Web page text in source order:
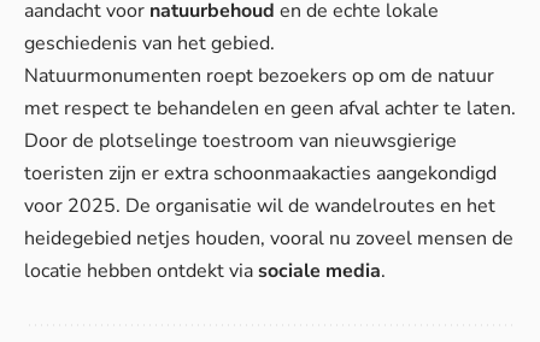
aandacht voor natuurbehoud en de echte lokale
geschiedenis van het gebied.
Natuurmonumenten roept bezoekers op om de natuur
met respect te behandelen en geen afval achter te laten.
Door de plotselinge toestroom van nieuwsgierige
toeristen zijn er extra schoonmaakacties aangekondigd
voor 2025. De organisatie wil de wandelroutes en het
heidegebied netjes houden, vooral nu zoveel mensen de
locatie hebben ontdekt viasociale media.